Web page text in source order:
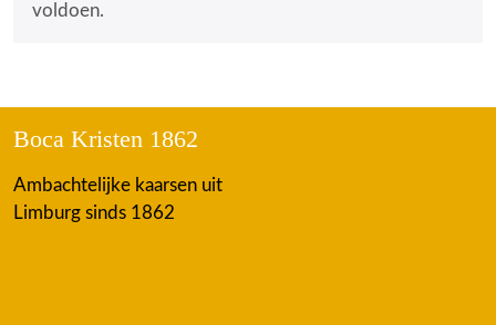
voldoen.
Boca Kristen 1862
Ambachtelijke kaarsen uit
Limburg sinds 1862